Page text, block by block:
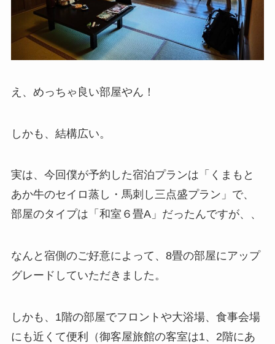
え、めっちゃ良い部屋やん！
しかも、結構広い。
実は、今回僕が予約した宿泊プランは「くまもと
あか牛のセイロ蒸し・馬刺し三点盛プラン」で、
部屋のタイプは「和室６畳A」だったんですが、、
なんと宿側のご好意によって、8畳の部屋にアップ
グレードしていただきました。
しかも、1階の部屋でフロントや大浴場、食事会場
にも近くて便利（御客屋旅館の客室は1、2階にあ